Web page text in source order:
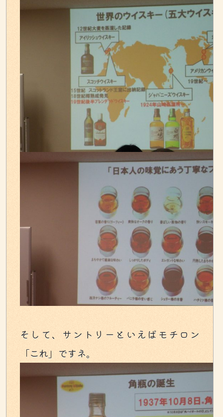
そして、サントリーといえばモチロン
「これ」ですネ。